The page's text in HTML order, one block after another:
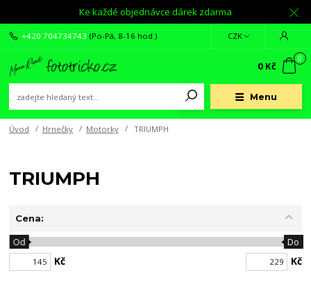
Ke každé objednávce dárek zdarma
Menu
CZK
+420 704734743 (Po-Pá, 8-16 hod.)
0
0 Kč
Úvod Hrnečky Motorky TRIUMPH
TRIUMPH
Cena:
Kč
Od Do
Kč